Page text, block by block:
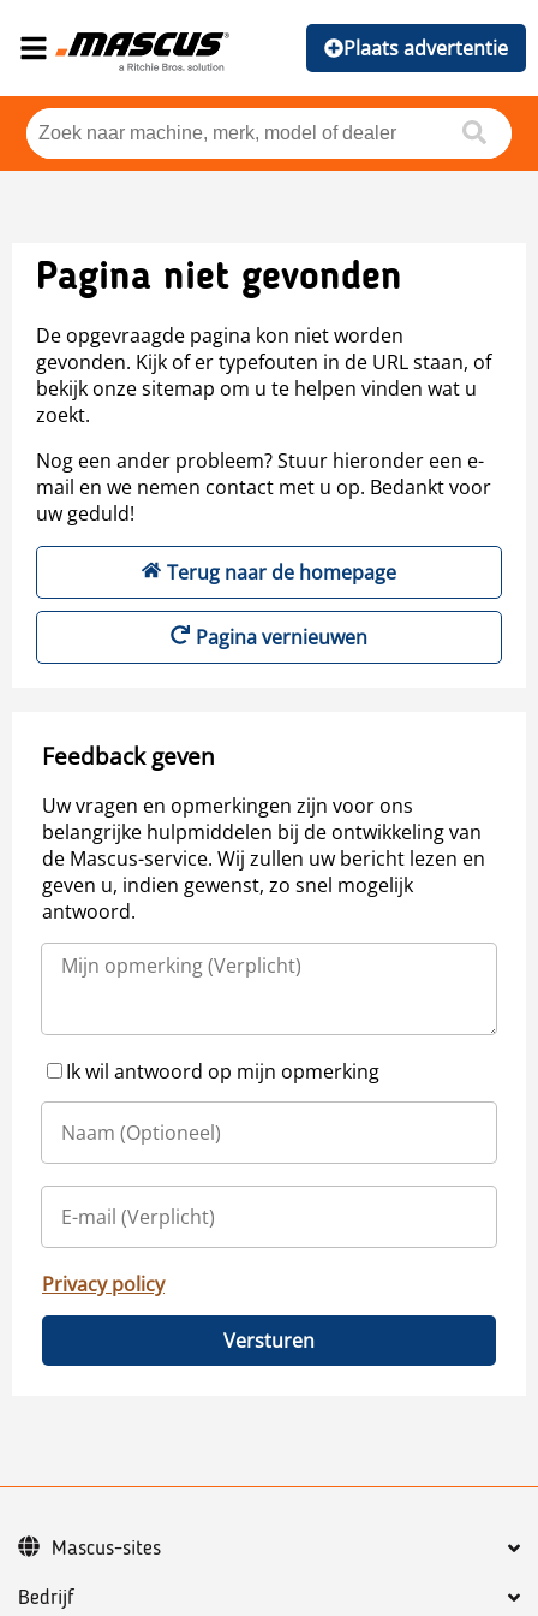
Plaats advertentie
Pagina niet gevonden
De opgevraagde pagina kon niet worden
gevonden. Kijk of er typefouten in de URL staan, of
bekijk onze sitemap om u te helpen vinden wat u
zoekt.
Nog een ander probleem? Stuur hieronder een e-
mail en we nemen contact met u op. Bedankt voor
uw geduld!
Terug naar de homepage
Pagina vernieuwen
Feedback geven
Uw vragen en opmerkingen zijn voor ons
belangrijke hulpmiddelen bij de ontwikkeling van
de Mascus-service. Wij zullen uw bericht lezen en
geven u, indien gewenst, zo snel mogelijk
antwoord.
Ik wil antwoord op mijn opmerking
Privacy policy
Versturen
Bedrijf
Mascus-sites